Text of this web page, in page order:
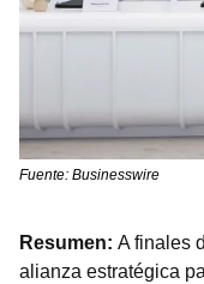
Fuente: Businesswire
Resumen: A finales
alianza estratégica